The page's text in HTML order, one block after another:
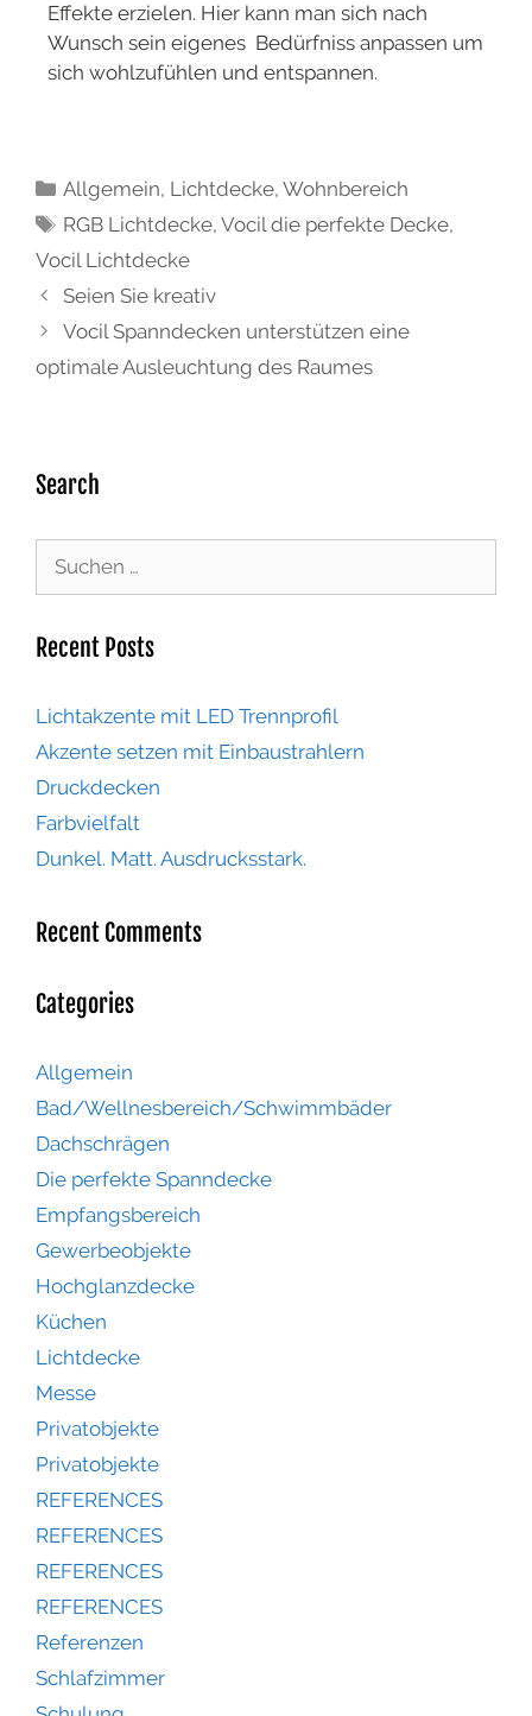
Effekte erzielen. Hier kann man sich nach
Wunsch sein eigenes Bedürfniss anpassen um
sich wohlzufühlen und entspannen.
Allgemein, Lichtdecke,Wohnbereich
RGB Lichtdecke,Vocil die perfekte Decke,
Vocil Lichtdecke
Seien Sie kreativ
Vocil Spanndecken unterstützen eine
optimale Ausleuchtung des Raumes
Search
Recent Posts
Lichtakzente mit LED Trennprofil
Akzente setzen mit Einbaustrahlern
Druckdecken
Farbvielfalt
Dunkel. Matt. Ausdrucksstark.
Recent Comments
Categories
Allgemein
Bad/Wellnesbereich/Schwimmbäder
Dachschrägen
Die perfekte Spanndecke
Empfangsbereich
Gewerbeobjekte
Hochglanzdecke
Küchen
Lichtdecke
Messe
Privatobjekte
Privatobjekte
REFERENCES
REFERENCES
REFERENCES
REFERENCES
Referenzen
Schlafzimmer